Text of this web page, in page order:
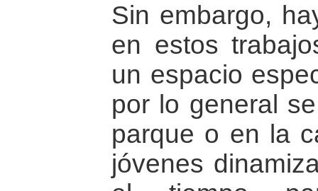
Sin embargo,
en estos
un espacio
por lo general
parque o en la
jóvenes